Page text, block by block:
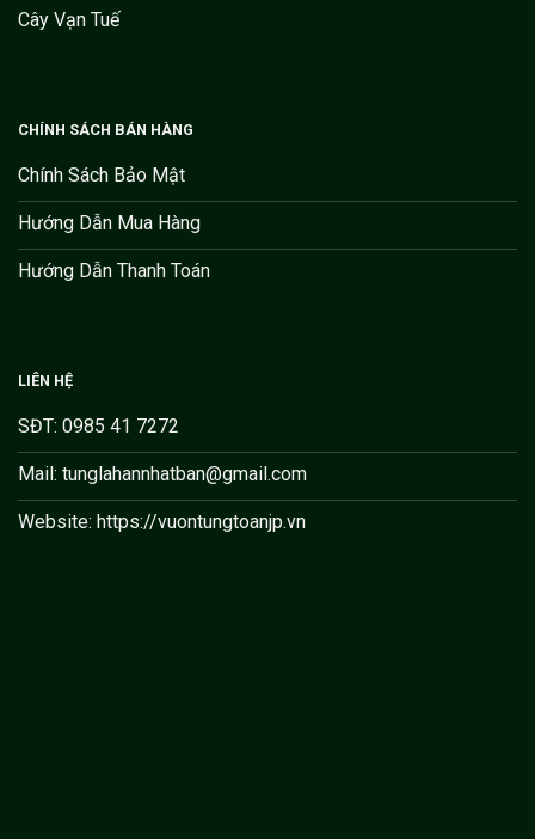
Cây Vạn Tuế
CHÍNH SÁCH BÁN HÀNG
Chính Sách Bảo Mật
Hướng Dẫn Mua Hàng
Hướng Dẫn Thanh Toán
LIÊN HỆ
SĐT: 0985 41 7272
Mail: tunglahannhatban@gmail.com
Website: https://vuontungtoanjp.vn